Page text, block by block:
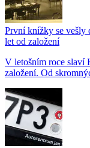
První knížky se vešly
let od založení
V letošním roce slaví
založení. Od